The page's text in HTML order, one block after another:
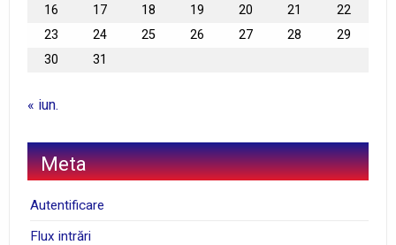
16
17 18 19 20 21
22
23
24 25 26 27 28
29
30
31
« iun.
Meta
Autentificare
Flux intrări